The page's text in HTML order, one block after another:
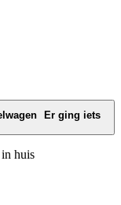
Er ging iets
huis